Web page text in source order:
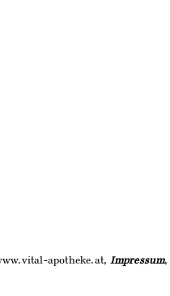
apotheke.at, Impressum,